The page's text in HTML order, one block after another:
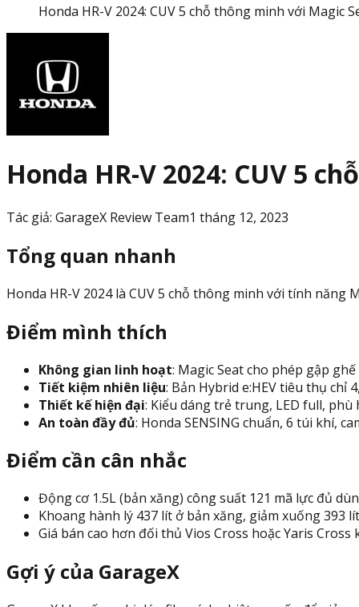
Honda HR-V 2024: CUV 5 chỗ thông minh với Magic
Honda HR-V 2024: CUV 5
Tác giả: GarageX Review Team1 tháng 12, 2023
Tổng quan nhanh
Honda HR-V 2024 là CUV 5 chỗ thông minh với tính
Điểm mình thích
Không gian linh hoạt: Magic Seat cho phép gập
Tiết kiệm nhiên liệu: Bản Hybrid e:HEV tiêu thụ chỉ
Thiết kế hiện đại: Kiểu dáng trẻ trung, LED full,
An toàn đầy đủ: Honda SENSING chuẩn, 6 túi khí,
Điểm cần cân nhắc
Động cơ 1.5L (bản xăng) công suất 121 mã lực đủ
Khoang hành lý 437 lít ở bản xăng, giảm xuống 393
Giá bán cao hơn đối thủ Vios Cross hoặc Yaris
Gợi ý của GarageX